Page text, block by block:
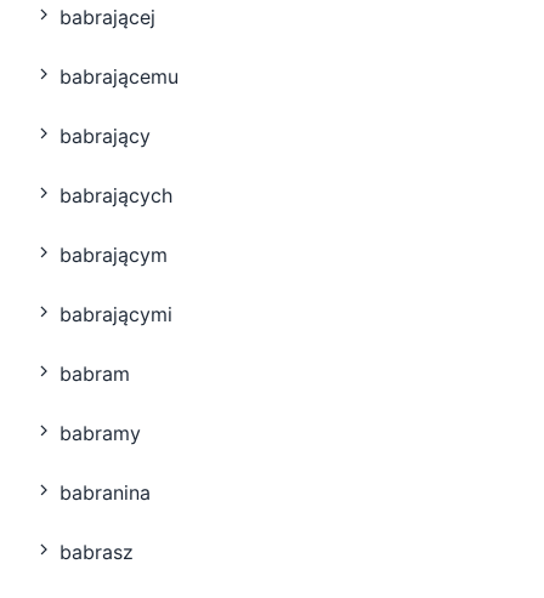
babrającej
babrającemu
babrający
babrających
babrającym
babrającymi
babram
babramy
babranina
babrasz